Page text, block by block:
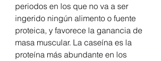
periodos en los que no va a ser
ingerido ningún alimento o fuente
proteica, y favorece la ganancia de
masa muscular. La caseína es la
proteína más abundante en los